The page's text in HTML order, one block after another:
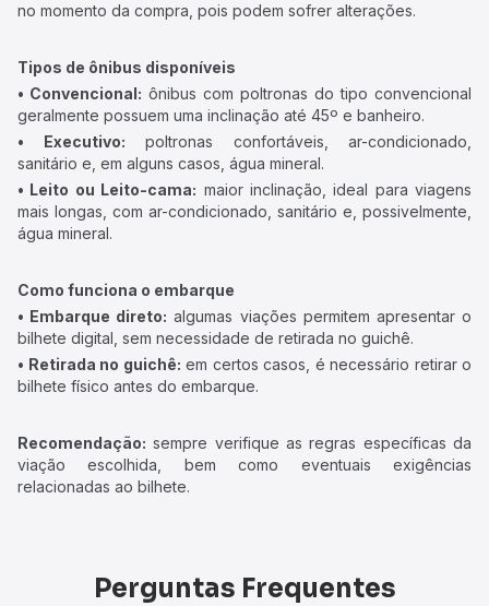
no momento da compra, pois podem sofrer alterações.
Tipos de ônibus disponíveis
• Convencional: ônibus com poltronas do tipo convencional
geralmente possuem uma inclinação até 45º e banheiro.
• Executivo: poltronas confortáveis, ar-condicionado,
sanitário e, em alguns casos, água mineral.
• Leito ou Leito-cama: maior inclinação, ideal para viagens
mais longas, com ar-condicionado, sanitário e, possivelmente,
água mineral.
Como funciona o embarque
• Embarque direto: algumas viações permitem apresentar o
bilhete digital, sem necessidade de retirada no guichê.
• Retirada no guichê: em certos casos, é necessário retirar o
bilhete físico antes do embarque.
Recomendação: sempre verifique as regras específicas da
viação escolhida, bem como eventuais exigências
relacionadas ao bilhete.
Perguntas Frequentes